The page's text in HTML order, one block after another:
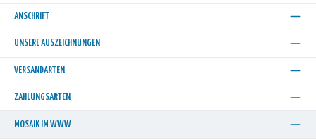
ANSCHRIFT
UNSERE AUSZEICHNUNGEN
VERSANDARTEN
ZAHLUNGSARTEN
MOSAIK IM WWW